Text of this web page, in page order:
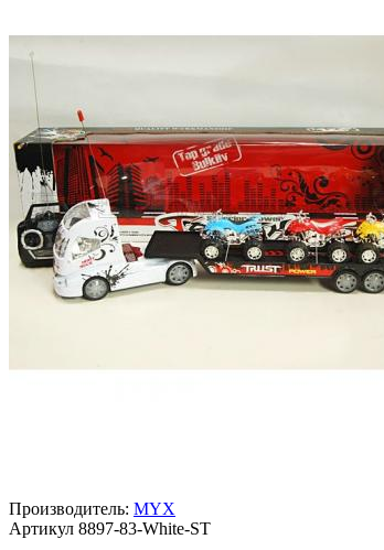
Производитель: MYX
Артикул 8897-83-White-ST